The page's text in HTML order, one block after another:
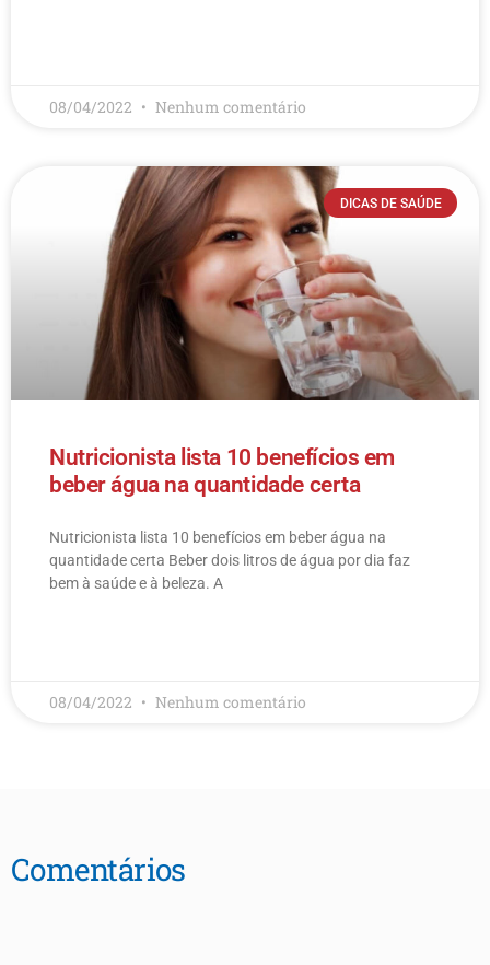
08/04/2022 Nenhum comentário
DICAS DE SAÚDE
Nutricionista lista 10 benefícios em
beber água na quantidade certa
Nutricionista lista 10 benefícios em beber água na
quantidade certa Beber dois litros de água por dia faz
bem à saúde e à beleza. A
08/04/2022 Nenhum comentário
Comentários